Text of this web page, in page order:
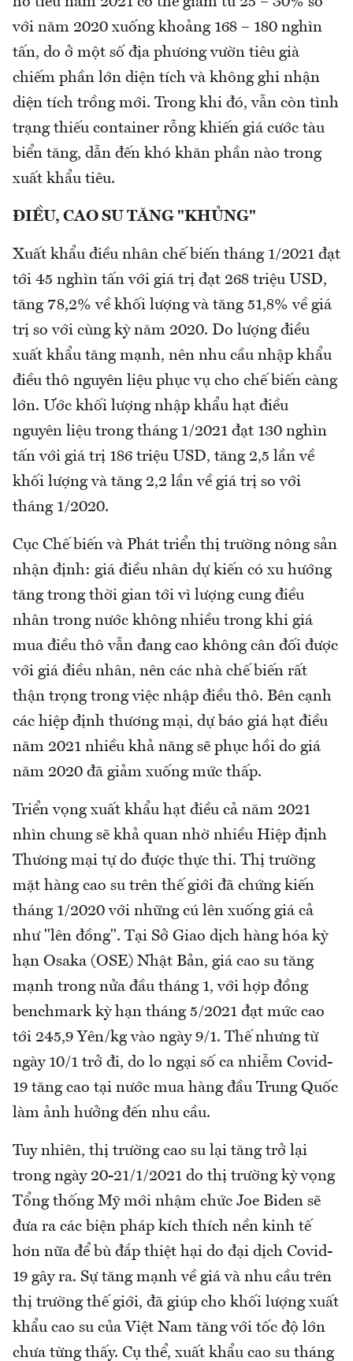
với năm 2020 xuống khoảng 168 – 180 nghìn
tấn, do ở một số địa phương vườn tiêu già
chiếm phần lớn diện tích và không ghi nhận
diện tích trồng mới. Trong khi đó, vẫn còn tình
trạng thiếu container rỗng khiến giá cước tàu
biển tăng, dẫn đến khó khăn phần nào trong
xuất khẩu tiêu.
ĐIỀU, CAO SU TĂNG "KHỦNG"
Xuất khẩu điều nhân chế biến tháng 1/2021 đạt
tới 45 nghìn tấn với giá trị đạt 268 triệu USD,
tăng 78,2% về khối lượng và tăng 51,8% về giá
trị so với cùng kỳ năm 2020. Do lượng điều
xuất khẩu tăng mạnh, nên nhu cầu nhập khẩu
điều thô nguyên liệu phục vụ cho chế biến càng
lớn. Ước khối lượng nhập khẩu hạt điều
nguyên liệu trong tháng 1/2021 đạt 130 nghìn
tấn với giá trị 186 triệu USD, tăng 2,5 lần về
khối lượng và tăng 2,2 lần về giá trị so với
tháng 1/2020.
Cục Chế biến và Phát triển thị trường nông sản
nhận định: giá điều nhân dự kiến có xu hướng
tăng trong thời gian tới vì lượng cung điều
nhân trong nước không nhiều trong khi giá
mua điều thô vẫn đang cao không cân đối được
với giá điều nhân, nên các nhà chế biến rất
thận trọng trong việc nhập điều thô. Bên cạnh
các hiệp định thương mại, dự báo giá hạt điều
năm 2021 nhiều khả năng sẽ phục hồi do giá
năm 2020 đã giảm xuống mức thấp.
Triển vọng xuất khẩu hạt điều cả năm 2021
nhìn chung sẽ khả quan nhờ nhiều Hiệp định
Thương mại tự do được thực thi. Thị trường
mặt hàng cao su trên thế giới đã chứng kiến
tháng 1/2020 với những cú lên xuống giá cả
như "lên đồng". Tại Sở Giao dịch hàng hóa kỳ
hạn Osaka (OSE) Nhật Bản, giá cao su tăng
mạnh trong nửa đầu tháng 1, với hợp đồng
benchmark kỳ hạn tháng 5/2021 đạt mức cao
tới 245,9 Yên/kg vào ngày 9/1. Thế nhưng từ
ngày 10/1 trở đi, do lo ngại số ca nhiễm Covid-
19 tăng cao tại nước mua hàng đầu Trung Quốc
làm ảnh hưởng đến nhu cầu.
Tuy nhiên, thị trường cao su lại tăng trở lại
trong ngày 20-21/1/2021 do thị trường kỳ vọng
Tổng thống Mỹ mới nhậm chức Joe Biden sẽ
đưa ra các biện pháp kích thích nền kinh tế
hơn nữa để bù đắp thiệt hại do đại dịch Covid-
19 gây ra. Sự tăng mạnh về giá và nhu cầu trên
thị trường thế giới, đã giúp cho khối lượng xuất
khẩu cao su của Việt Nam tăng với tốc độ lớn
chưa từng thấy. Cụ thể, xuất khẩu cao su tháng